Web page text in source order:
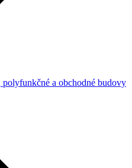
a obchodné budovy